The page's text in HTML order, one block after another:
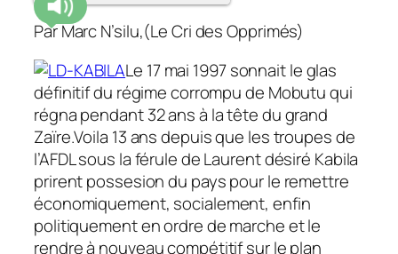
Par Marc N’silu,(Le Cri des Opprimés)
Le 17 mai 1997 sonnait le glas
définitif du régime corrompu de Mobutu qui
régna pendant 32 ans à la tête du grand
Zaïre.Voila 13 ans depuis que les troupes de
l’AFDL sous la férule de Laurent désiré Kabila
prirent possesion du pays pour le remettre
économiquement, socialement, enfin
politiquement en ordre de marche et le
rendre à nouveau compétitif sur le plan